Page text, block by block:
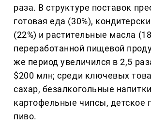
раза. В структуре поставок
готовая еда (30%),
(22%) и растительные масла
переработанной пищевой
же период увеличился в 2,5
$200 млн; среди ключевых
сахар, безалкогольные
картофельные чипсы, детское
пиво.